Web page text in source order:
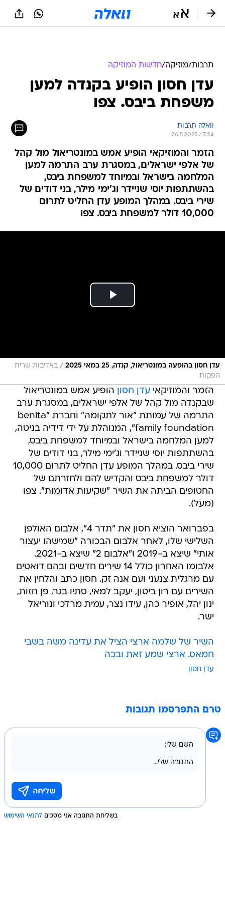
תרבות/מוזיקה/חדשות המוזיקה
עדן חסון הופיע בקנדה למען
משפחת ביבס. צפו
וואלה תרבות
26.5.2025 / 7:24
הזמר והמוזיקאי הופיע אמש במונטריאול מול קהל
של אלפי ישראלים, במסגרת ערב התרמה למען
המלחמה בישראל ובמיוחד למשפחת ביבס,
בהשתתפות יוסי שניידר וג'ימי מילר, בני דודים של
שירי ביבס. במהלך המופע עדן החליט לתרום
10,000 דולר למשפחת ביבס. צפו
עדן חסון בהופעה במונטריאול, קנדה, 25 במאי 2025 / באדיבות שרית
הפקות
הזמר והמוזיקאי עדן חסון הופיע אמש במונטריאול
שבקנדה מול קהל של אלפי ישראלים, במסגרת ערב
התרמה של עמותת "אור לתקומה" וחברת "benita
family foundation", המנוהלת על ידי דידיה בניטה,
למען המלחמה בישראל ובמיוחד למשפחת ביבס,
בהשתתפות יוסי שניידר וג'ימי מילר, בני דודים של
שירי ביבס. במהלך המופע עדן החליט לתרום 10,000
דולר למשפחת ביבס והקדיש להם ולחזרתם של
החטופים הביתה את השיר "שקיעות אדומות". צפו
(מעל).
בפברואר הוציא חסון את "תדר 4", אלבום האולפן
השלישי שלו, לאחר אלבום הבכורה "שמישהו יעצור
אותי" שיצא ב-2019 ו"אלבום 2" שיצא ב-2021.
אלבומו האחרון כולל 14 שירים חדשים ובהם דואטים
עם מרגלית צנעני ועם אנה זק. חסון כתב והלחין את
השירים עם רון ביטון, יעקב למאי, סתיו בגר, פן חזות,
ינון יהל, אופיר כהן, עידו נצר, עמית מרדכי ונוריאל
ישר.
השיר של שלמה ארצי הציל את עדינה משה בשבי
חמאס. ארצי שמע זאת ובכה
עדן חסון
טרם התפרסמו תגובות
בשליחת התגובה אני מסכים לתנאי השימוש